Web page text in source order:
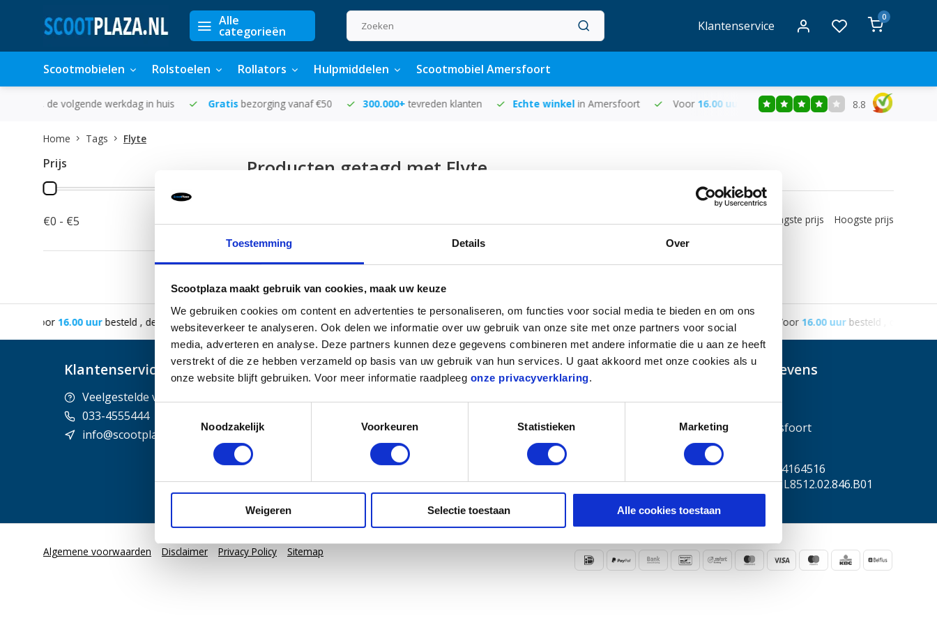
Toestemming Details Over
Scootplaza maakt gebruik van cookies, maak uw keuze
We gebruiken cookies om content en advertenties te personaliseren, om functies voor social media te bieden en om ons
websiteverkeer te analyseren. Ook delen we informatie over uw gebruik van onze site met onze partners voor social
media, adverteren en analyse. Deze partners kunnen deze gegevens combineren met andere informatie die u aan ze heeft
verstrekt of die ze hebben verzameld op basis van uw gebruik van hun services. U gaat akkoord met onze cookies als u
onze website blijft gebruiken. Voor meer informatie raadpleeg onze privacyverklaring.
Noodzakelijk
Voorkeuren Statistieken Marketing
Weigeren Selectie toestaan Alle cookies toestaan
Alle
categorieën Klantenservice
0
Scootmobielen Rolstoelen Rollators Hulpmiddelen Scootmobiel Amersfoort
Gratisbezorging vanaf €50 300.000+tevreden klanten Echte winkelin Amersfoort Voor16.00 uurbesteld , de volgende werkdag in huis Gratisbezorging vanaf €50
8.8
Home Tags Flyte
Prijs
€0 - €5
Producten getagd met Flyte
Laagste prijs Hoogste prijs
Gratisbezorging vanaf €50 300.000+ tevreden klanten Echte winkel in Amersfoort 16.00 uur besteld , de volgende werkdag in huis Gratisbezorging vanaf €50
Klantenservice
Veelgestelde vragen
033-4555444
info@scootplaza.nl
Verzenden & retourneren
Informatie
Merken
Categorieën
Pechhulp
Contactgegevens
3825HA , Amersfoort
Nederland
KVK nummer: 54164516
Btw nummer: NL8512.02.846.B01
Algemene voorwaarden Disclaimer Privacy Policy Sitemap